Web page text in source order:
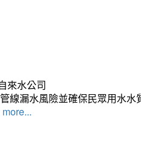
來水公司
線漏水風險並確保民眾用水
more...